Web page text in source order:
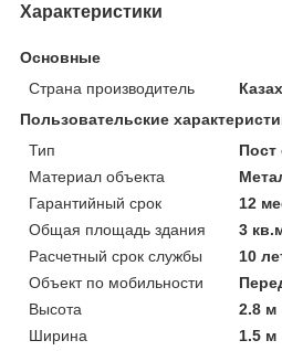
Характеристики
Основные
Страна производитель
Пользовательские
Тип
Пост
Материал объекта
Гарантийный срок
12
Общая площадь здания
3
Расчетный срок службы
10
Объект по мобильности
Высота
2.8 м
Ширина
1.5 м